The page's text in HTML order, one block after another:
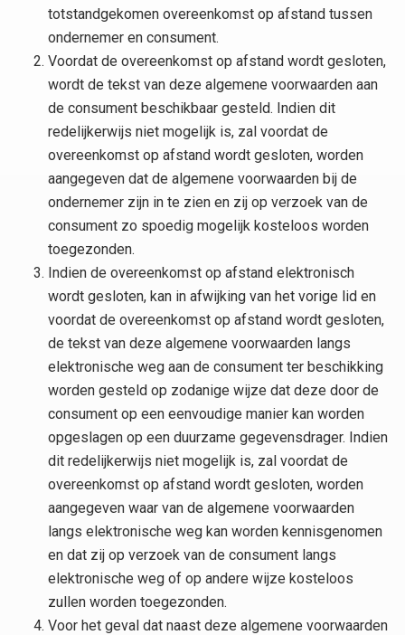
totstandgekomen overeenkomst op afstand tussen
ondernemer en consument.
Voordat de overeenkomst op afstand wordt gesloten,
wordt de tekst van deze algemene voorwaarden aan
de consument beschikbaar gesteld. Indien dit
redelijkerwijs niet mogelijk is, zal voordat de
overeenkomst op afstand wordt gesloten, worden
aangegeven dat de algemene voorwaarden bij de
ondernemer zijn in te zien en zij op verzoek van de
consument zo spoedig mogelijk kosteloos worden
toegezonden.
Indien de overeenkomst op afstand elektronisch
wordt gesloten, kan in afwijking van het vorige lid en
voordat de overeenkomst op afstand wordt gesloten,
de tekst van deze algemene voorwaarden langs
elektronische weg aan de consument ter beschikking
worden gesteld op zodanige wijze dat deze door de
consument op een eenvoudige manier kan worden
opgeslagen op een duurzame gegevensdrager. Indien
dit redelijkerwijs niet mogelijk is, zal voordat de
overeenkomst op afstand wordt gesloten, worden
aangegeven waar van de algemene voorwaarden
langs elektronische weg kan worden kennisgenomen
en dat zij op verzoek van de consument langs
elektronische weg of op andere wijze kosteloos
zullen worden toegezonden.
Voor het geval dat naast deze algemene voorwaarden